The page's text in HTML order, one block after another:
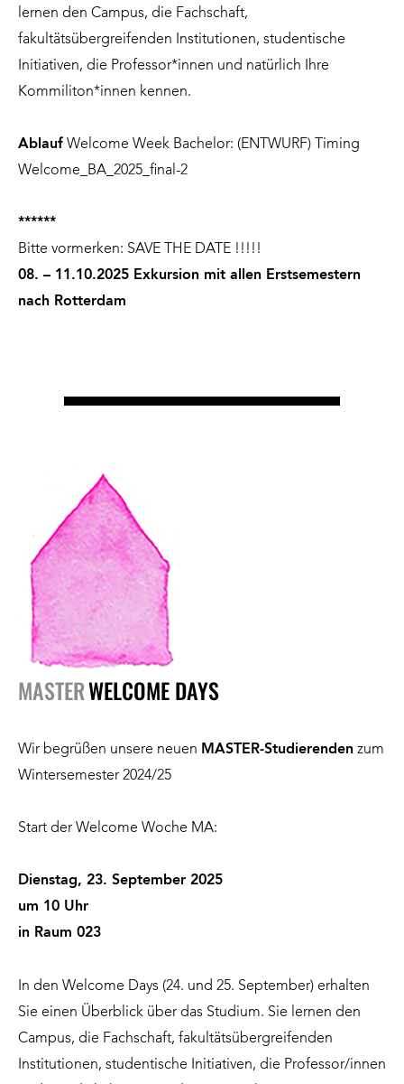
lernen den Campus, die Fachschaft,
fakultätsübergreifenden Institutionen, studentische
Initiativen, die Professor*innen und natürlich Ihre
Kommiliton*innen kennen.
Ablauf Welcome Week Bachelor: (ENTWURF)
Timing
Welcome_BA_2025_final-2
******
Bitte vormerken: SAVE THE DATE !!!!!
08. – 11.10.2025 Exkursion mit allen Erstsemestern
nach Rotterdam
MASTERWELCOME DAYS
Wir begrüßen unsere neuen MASTER-Studierenden zum
Wintersemester 2024/25
Start der Welcome Woche MA:
Dienstag, 23. September 2025
um 10 Uhr
in Raum 023
In den Welcome Days (24. und 25. September) erhalten
Sie einen Überblick über das Studium. Sie lernen den
Campus, die Fachschaft, fakultätsübergreifenden
Institutionen, studentische Initiativen, die Professor/innen